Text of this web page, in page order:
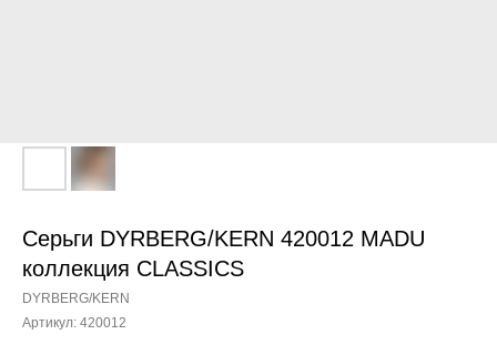
Серьги DYRBERG/KERN 420012 MADU
коллекция CLASSICS
DYRBERG/KERN
Артикул: 420012